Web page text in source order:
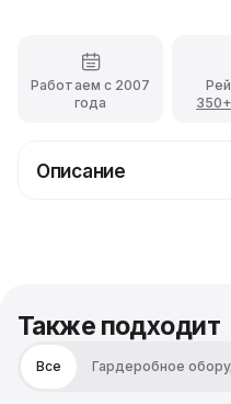
Работаем с 2007
года
Описание
Также подходит
Все Гардеробное